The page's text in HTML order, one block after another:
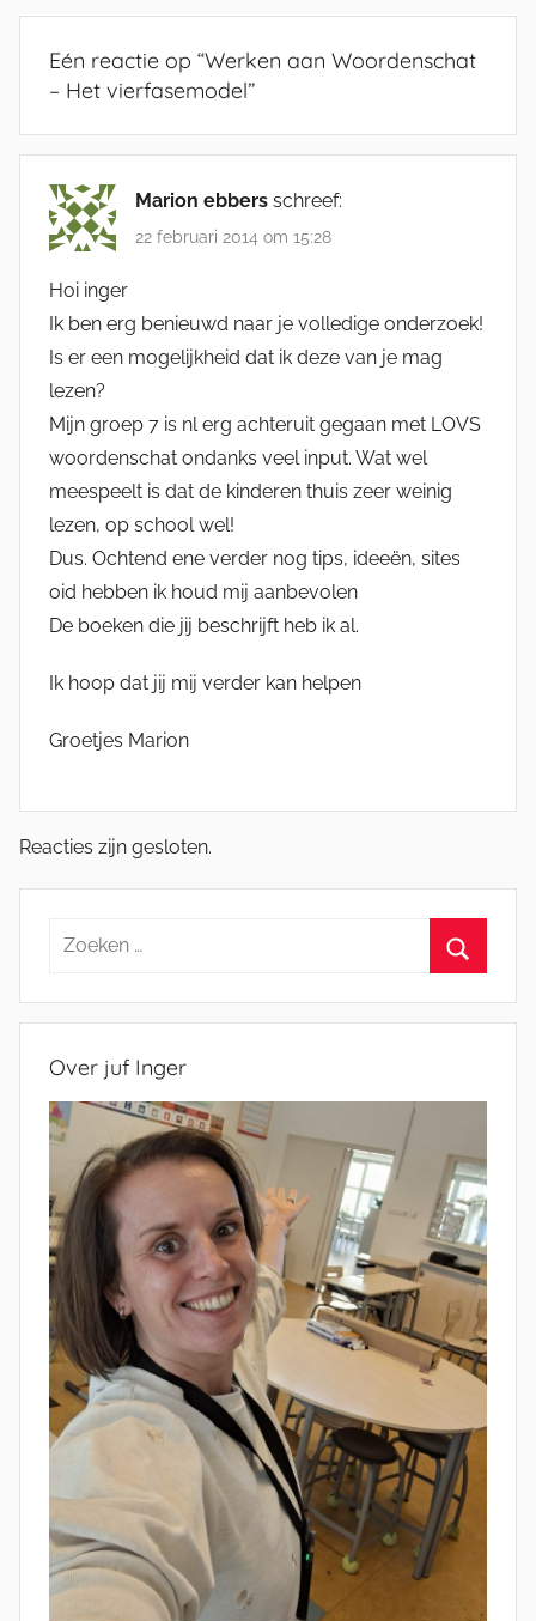
Eén reactie op “Werken aan Woordenschat
– Het vierfasemodel”
Marion ebbers schreef:
22 februari 2014 om 15:28
Hoi inger
Ik ben erg benieuwd naar je volledige onderzoek!
Is er een mogelijkheid dat ik deze van je mag
lezen?
Mijn groep 7 is nl erg achteruit gegaan met LOVS
woordenschat ondanks veel input. Wat wel
meespeelt is dat de kinderen thuis zeer weinig
lezen, op school wel!
Dus. Ochtend ene verder nog tips, ideeën, sites
oid hebben ik houd mij aanbevolen
De boeken die jij beschrijft heb ik al.
Ik hoop dat jij mij verder kan helpen
Groetjes Marion
Reacties zijn gesloten.
Zoeken
Over juf Inger